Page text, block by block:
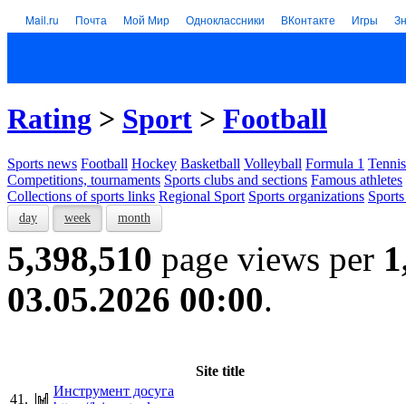
Mail.ru Почта Мой Мир Одноклассники ВКонтакте Игры
Rating > Sport > Football
Sports news Football Hockey Basketball Volleyball Formula 1 Tennis
Competitions, tournaments Sports clubs and sections Famous athletes
Collections of sports links Regional Sport Sports organizations
day week month
5,398,510 page views per
03.05.2026 00:00.
Site title
41.
Инструмент досуга